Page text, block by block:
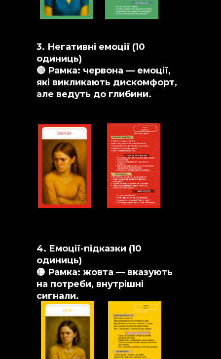
3. Негативні емоції (10
одиниць)
🔴 Рамка: червона — емоції,
які викликають дискомфорт,
але ведуть до глибини.
4. Емоції-підказки (10
одиниць)
🟡 Рамка: жовта — вказують
на потреби, внутрішні
сигнали.